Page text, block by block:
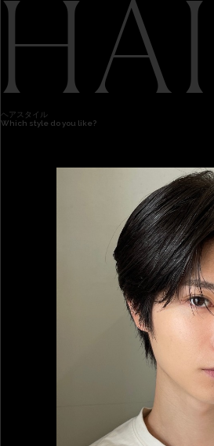
ヘアスタイル
Which style do you like?